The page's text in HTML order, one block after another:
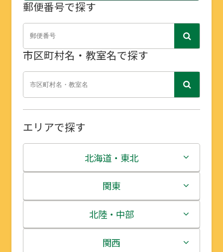
郵便番号で探す
市区町村名・教室名で探す
エリアで探す
北海道・東北
北海道
青森県
岩手県
関東
茨城県
栃木県
北陸・中部
新潟県
関西